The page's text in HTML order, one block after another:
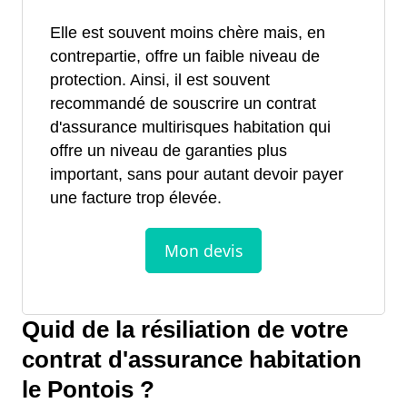
Elle est souvent moins chère mais, en
contrepartie, offre un faible niveau de
protection. Ainsi, il est souvent
recommandé de souscrire un contrat
d'assurance multirisques habitation qui
offre un niveau de garanties plus
important, sans pour autant devoir payer
une facture trop élevée.
Quid de la résiliation de votre
contrat d'assurance habitation
le Pontois ?